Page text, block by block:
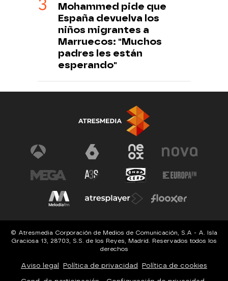
Mohammed pide que
España devuelva los
niños migrantes a
Marruecos: "Muchos
padres les están
esperando"
© Atresmedia Corporación de Medios de Comunicación, S.A - A. Isla
Graciosa 13, 28703, S.S. de los Reyes, Madrid. Reservados todos los
derechos
Aviso legal Política de privacidad Política de cookies